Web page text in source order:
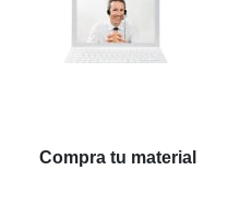
Compra tu material